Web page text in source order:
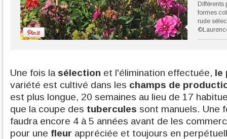
Différents
formes
rude
Une fois lasélection et l'élimination effectuée, le
variété est cultivé dans les champs de
est plus longue, 20 semaines au lieu de 17
que la coupe des tubercules sont manuels. Une
faudra encore 4 à 5 années avant de les
pour une fleur appréciée et toujours en